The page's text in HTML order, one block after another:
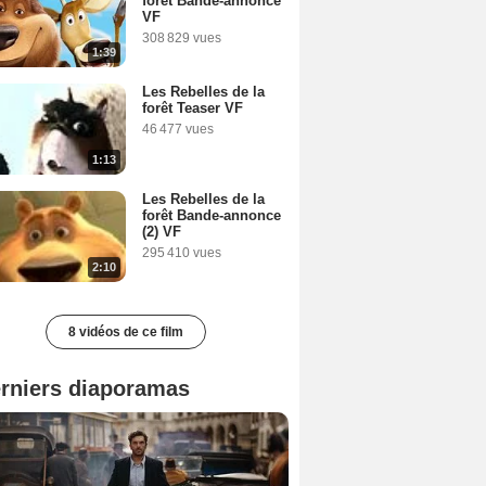
1:39
VF
308 829 vues
1:13
Les Rebelles de la
forêt Teaser VF
46 477 vues
2:10
Les Rebelles de la
forêt Bande-annonce
(2) VF
295 410 vues
8 vidéos de ce film
diaporamas